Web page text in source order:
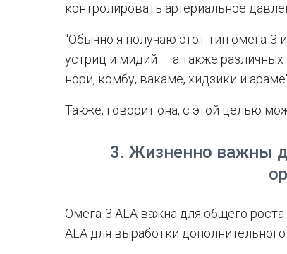
контролировать артериальное
"Обычно я получаю этот тип омега-
устриц и мидий — а также
нори, комбу, вакаме, хидзики и
Также, говорит она, с этой целью
3. Жизненно важны
Омега-3 ALA важна для общего
ALA для выработки